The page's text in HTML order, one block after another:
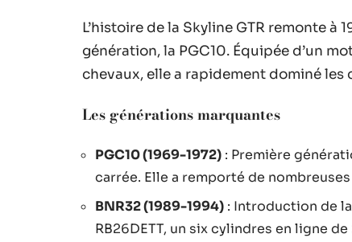
L’histoire de la Skyline GTR remonte à
génération, la PGC10. Équipée d’un
chevaux, elle a rapidement dominé les
Les générations marquantes
PGC10 (1969-1972) : Première
carrée. Elle a remporté de
BNR32 (1989-1994) : Introduction de
RB26DETT, un six cylindres en ligne